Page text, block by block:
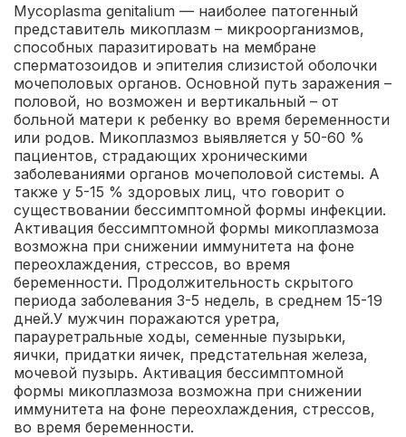
Mycoplasma genitalium — наиболее патогенный
представитель микоплазм – микроорганизмов,
способных паразитировать на мембране
сперматозоидов и эпителия слизистой оболочки
мочеполовых органов. Основной путь заражения –
половой, но возможен и вертикальный – от
больной матери к ребенку во время беременности
или родов. Микоплазмоз выявляется у 50-60 %
пациентов, страдающих хроническими
заболеваниями органов мочеполовой системы. А
также у 5-15 % здоровых лиц, что говорит о
существовании бессимптомной формы инфекции.
Активация бессимптомной формы микоплазмоза
возможна при снижении иммунитета на фоне
переохлаждения, стрессов, во время
беременности. Продолжительность скрытого
периода заболевания 3-5 недель, в среднем 15-19
дней.У мужчин поражаются уретра,
парауретральные ходы, семенные пузырьки,
яички, придатки яичек, предстательная железа,
мочевой пузырь. Активация бессимптомной
формы микоплазмоза возможна при снижении
иммунитета на фоне переохлаждения, стрессов,
во время беременности.